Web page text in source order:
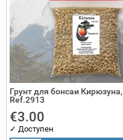
Грунт для бонсаи Кирюзуна,
Ref.2913
€3.00
✓ Доступен